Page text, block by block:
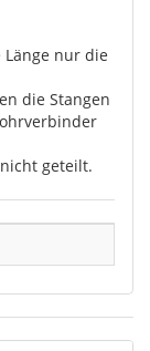
Länge nur die
die Stangen
geteilt.